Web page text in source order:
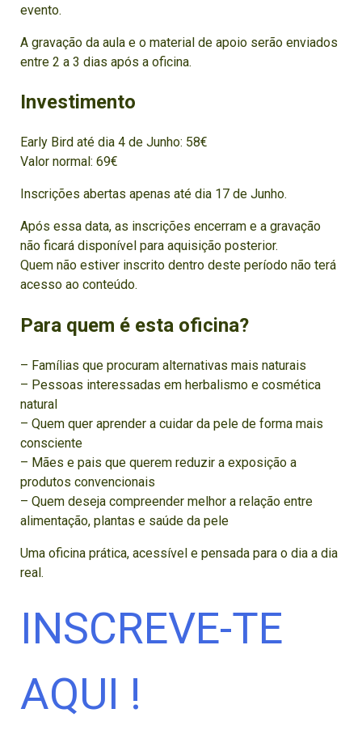
evento.
A gravação da aula e o material de apoio serão enviados
entre 2 a 3 dias após a oficina.
Investimento
Early Bird até dia 4 de Junho: 58€
Valor normal: 69€
Inscrições abertas apenas até dia 17 de Junho.
Após essa data, as inscrições encerram e a gravação
não ficará disponível para aquisição posterior.
Quem não estiver inscrito dentro deste período não terá
acesso ao conteúdo.
Para quem é esta oficina?
– Famílias que procuram alternativas mais naturais
– Pessoas interessadas em herbalismo e cosmética
natural
– Quem quer aprender a cuidar da pele de forma mais
consciente
– Mães e pais que querem reduzir a exposição a
produtos convencionais
– Quem deseja compreender melhor a relação entre
alimentação, plantas e saúde da pele
Uma oficina prática, acessível e pensada para o dia a dia
real.
INSCREVE-TE
AQUI !